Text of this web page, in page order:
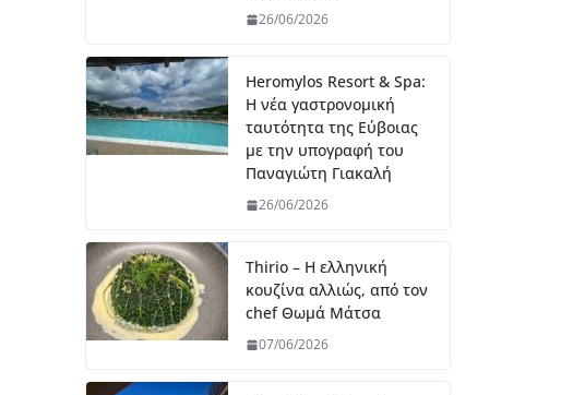
26/06/2026
Heromylos Resort & Spa:
Η νέα γαστρονομική
ταυτότητα της Εύβοιας
με την υπογραφή του
Παναγιώτη Γιακαλή
26/06/2026
Thirio – Η ελληνική
κουζίνα αλλιώς, από τον
chef Θωμά Μάτσα
07/06/2026